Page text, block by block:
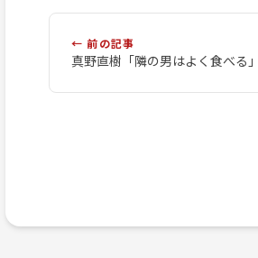
← 前の記事
真野直樹「隣の男はよく食べる